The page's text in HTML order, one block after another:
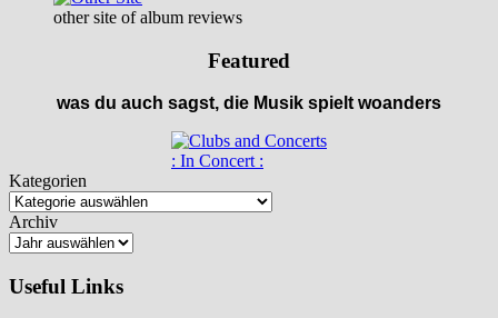
other site of album reviews
Featured
was du auch sagst, die Musik spielt woanders
: In Concert :
Kategorien
Archiv
Useful Links